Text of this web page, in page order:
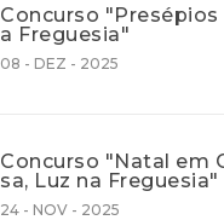
Concurso "Presépios
a Freguesia"
08 - DEZ - 2025
Concurso "Natal em
sa, Luz na Freguesia"
24 - NOV - 2025